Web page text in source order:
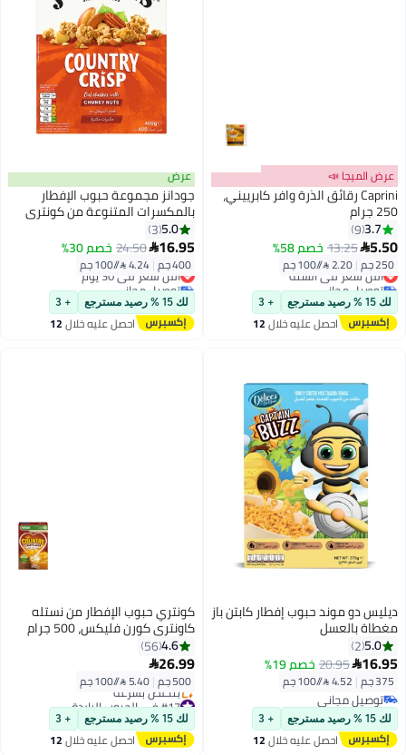
عرض الميجا 📣
Caprini رقائق الذرة وافر كابرييني،
250 جرام
3.7
9
5.50
13.25خصم 58%
250 جم |
أقل سعر في السنة
توصيل مجاني
أقل سعر في السنةلك 15 % رصيد مسترجع + 3
احصل عليه خلال12
عرض
جودانز مجموعة حبوب الإفطار
بالمكسرات المتنوعة من كونتري
كريسب 400جرام
5.0
3
16.95
24.50خصم 30%
400 جم |
أقل سعر في 30 يوم
توصيل مجاني
أقل سعر في 30 يوملك 15 % رصيد مسترجع + 3
احصل عليه خلال12
ديليس دو موند حبوب إفطار كابتن باز
مغطاة بالعسل
5.0
2
16.95
20.95خصم 19%
375 جم |
توصيل مجاني
توصيل مجانيلك 15 % رصيد مسترجع + 3
احصل عليه خلال12
كونتري حبوب الإفطار من نستله
كاونتري كورن فليكس، 500 جرام
4.6
56
26.99
500 جم |
#17 في الحبوب الباردة
توصيل مجاني
بتخلّص بسرعة
#17 في الحبوب الباردة
لك 15 % رصيد مسترجع + 3
احصل عليه خلال12